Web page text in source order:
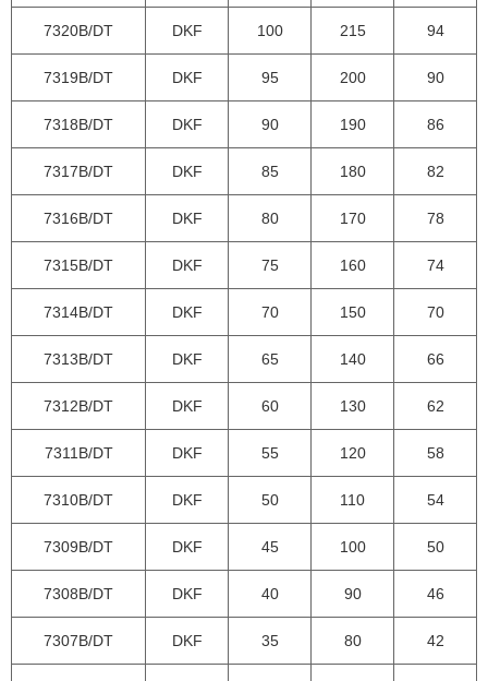
7320B/DT DKF 100 215 94
7319B/DT DKF 95 200 90
7318B/DT DKF 90 190 86
7317B/DT DKF 85 180 82
7316B/DT DKF 80 170 78
7315B/DT DKF 75 160 74
7314B/DT DKF 70 150 70
7313B/DT DKF 65 140 66
7312B/DT DKF 60 130 62
7311B/DT DKF 55 120 58
7310B/DT DKF 50 110 54
7309B/DT DKF 45 100 50
7308B/DT DKF 40 90 46
7307B/DT DKF 35 80 42